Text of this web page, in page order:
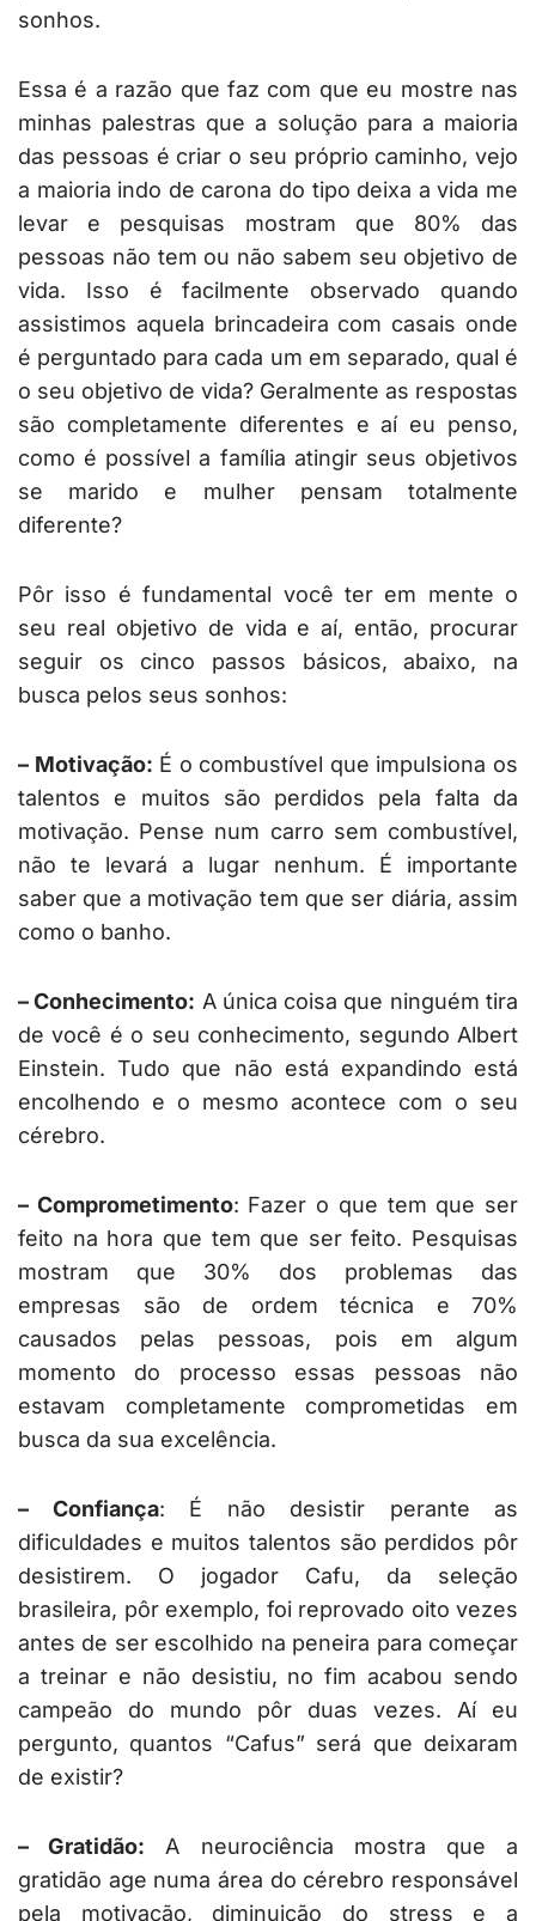
sonhos.
Essa é a razão que faz com que eu mostre nas
minhas palestras que a solução para a maioria
das pessoas é criar o seu próprio caminho, vejo
a maioria indo de carona do tipo deixa a vida me
levar e pesquisas mostram que 80% das
pessoas não tem ou não sabem seu objetivo de
vida. Isso é facilmente observado quando
assistimos aquela brincadeira com casais onde
é perguntado para cada um em separado, qual é
o seu objetivo de vida? Geralmente as respostas
são completamente diferentes e aí eu penso,
como é possível a família atingir seus objetivos
se marido e mulher pensam totalmente
diferente?
Pôr isso é fundamental você ter em mente o
seu real objetivo de vida e aí, então, procurar
seguir os cinco passos básicos, abaixo, na
busca pelos seus sonhos:
– Motivação: É o combustível que impulsiona os
talentos e muitos são perdidos pela falta da
motivação. Pense num carro sem combustível,
não te levará a lugar nenhum. É importante
saber que a motivação tem que ser diária, assim
como o banho.
– Conhecimento: A única coisa que ninguém tira
de você é o seu conhecimento, segundo Albert
Einstein. Tudo que não está expandindo está
encolhendo e o mesmo acontece com o seu
cérebro.
– Comprometimento: Fazer o que tem que ser
feito na hora que tem que ser feito. Pesquisas
mostram que 30% dos problemas das
empresas são de ordem técnica e 70%
causados pelas pessoas, pois em algum
momento do processo essas pessoas não
estavam completamente comprometidas em
busca da sua excelência.
– Confiança: É não desistir perante as
dificuldades e muitos talentos são perdidos pôr
desistirem. O jogador Cafu, da seleção
brasileira, pôr exemplo, foi reprovado oito vezes
antes de ser escolhido na peneira para começar
a treinar e não desistiu, no fim acabou sendo
campeão do mundo pôr duas vezes. Aí eu
pergunto, quantos “Cafus” será que deixaram
de existir?
– Gratidão: A neurociência mostra que a
gratidão age numa área do cérebro responsável
pela motivação, diminuição do stress e a